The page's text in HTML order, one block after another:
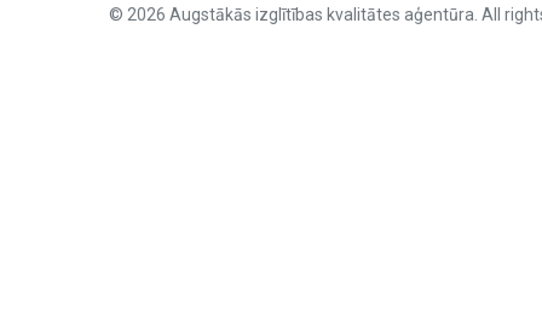
© 2026 Augstākās izglītības kvalitātes aģentūra. All